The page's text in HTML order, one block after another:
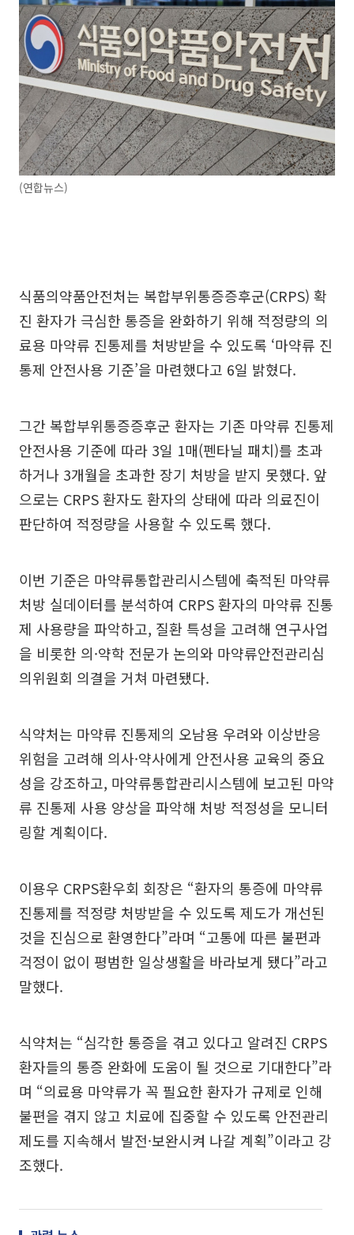
(연합뉴스)
식품의약품안전처는 복합부위통증증후군(CRPS) 확
진 환자가 극심한 통증을 완화하기 위해 적정량의 의
료용 마약류 진통제를 처방받을 수 있도록 ‘마약류 진
통제 안전사용 기준’을 마련했다고 6일 밝혔다.
그간 복합부위통증증후군 환자는 기존 마약류 진통제
안전사용 기준에 따라 3일 1매(펜타닐 패치)를 초과
하거나 3개월을 초과한 장기 처방을 받지 못했다. 앞
으로는 CRPS 환자도 환자의 상태에 따라 의료진이
판단하여 적정량을 사용할 수 있도록 했다.
이번 기준은 마약류통합관리시스템에 축적된 마약류
처방 실데이터를 분석하여 CRPS 환자의 마약류 진통
제 사용량을 파악하고, 질환 특성을 고려해 연구사업
을 비롯한 의·약학 전문가 논의와 마약류안전관리심
의위원회 의결을 거쳐 마련됐다.
식약처는 마약류 진통제의 오남용 우려와 이상반응
위험을 고려해 의사·약사에게 안전사용 교육의 중요
성을 강조하고, 마약류통합관리시스템에 보고된 마약
류 진통제 사용 양상을 파악해 처방 적정성을 모니터
링할 계획이다.
이용우 CRPS환우회 회장은 “환자의 통증에 마약류
진통제를 적정량 처방받을 수 있도록 제도가 개선된
것을 진심으로 환영한다”라며 “고통에 따른 불편과
걱정이 없이 평범한 일상생활을 바라보게 됐다”라고
말했다.
식약처는 “심각한 통증을 겪고 있다고 알려진 CRPS
환자들의 통증 완화에 도움이 될 것으로 기대한다”라
며 “의료용 마약류가 꼭 필요한 환자가 규제로 인해
불편을 겪지 않고 치료에 집중할 수 있도록 안전관리
제도를 지속해서 발전·보완시켜 나갈 계획”이라고 강
조했다.